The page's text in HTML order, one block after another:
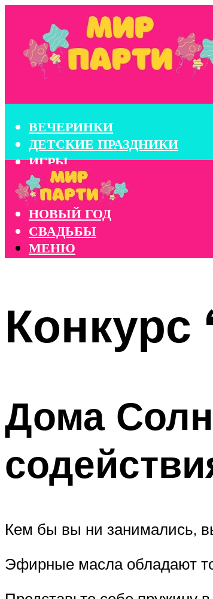
ВЕЧЕРИНКИ
ДЕТСКИЕ ПРАЗДНИКИ
ИГРЫ
КОНКУРСЫ
КОРПОРАТИВЫ
НОВЫЙ ГОД
СВАДЬБЫ
МЕНЮ
Конкурс
Дома
Кем бы вы ни занимались,
Эфирные масла обладают